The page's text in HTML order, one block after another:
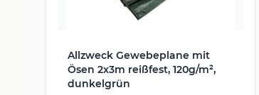
Allzweck Gewebeplane mit
Ösen 2x3m reißfest, 120g/m²,
dunkelgrün